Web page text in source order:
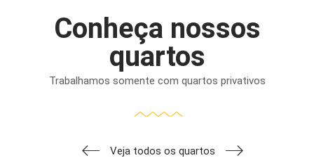
Conheça nossos
quartos
Trabalhamos somente com quartos privativos
Veja todos os quartos